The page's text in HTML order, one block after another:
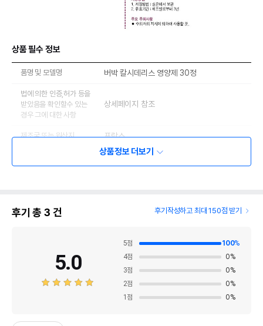
상품 필수 정보
품명 및 모델명 버박 칼시데리스 영양제 30정
법에 의한 인증,허가 등을
받았음을 확인할수 있는
경우 그에 대한 사항
상세페이지 참조
제조국 또는 원산지 프랑스
수입자를 함께 표기
전화번호
이후인 상품이 출고됩니다.
단, 상품명에 유통기한 명시된 경우, 해당
상품정보 더보기
후기 총 3 건 후기작성하고 최대 150점 받기
5.0
5점 100%
4점 0%
3점 0%
2점 0%
1 점 0%